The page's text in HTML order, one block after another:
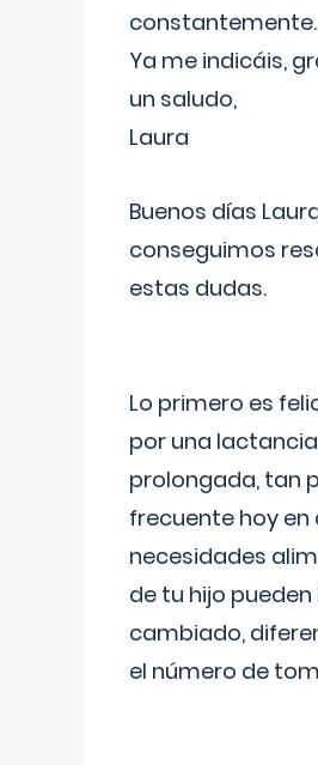
constantemente.
Ya me indicáis,
un saludo,
Laura
Buenos días
conseguimos
estas dudas.
Lo primero es
por una lactancia
prolongada, tan
frecuente hoy en
necesidades
de tu hijo
cambiado,
el número de